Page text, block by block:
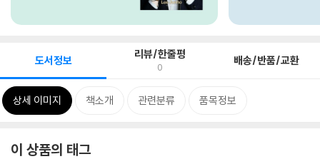
도서정보 리뷰/한줄평
0 배송/반품/교환
상세 이미지 책소개 관련분류 품목정보
이 상품의 태그